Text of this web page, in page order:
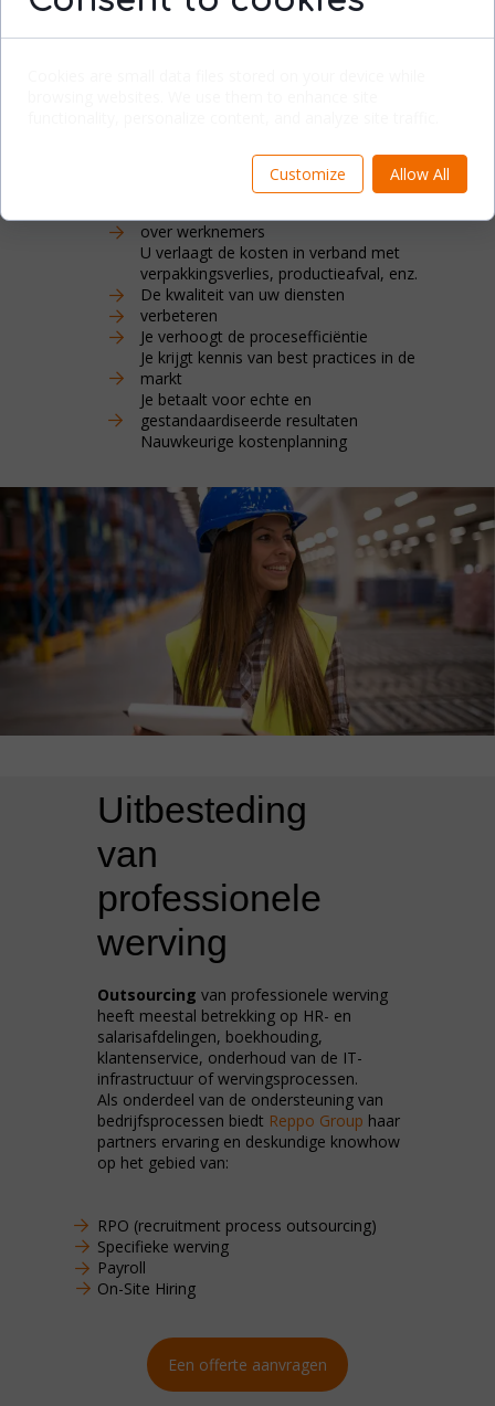
diensten uit te besteden:
over werknemers
U verlaagt de kosten in verband met
verpakkingsverlies, productieafval, enz.
De kwaliteit van uw diensten
verbeteren
Je verhoogt de procesefficiëntie
Je krijgt kennis van best practices in de
markt
Je betaalt voor echte en
gestandaardiseerde resultaten
Nauwkeurige kostenplanning
De uitbesteding van productie en logistiek die
Reppo Group aanbiedt, gaat niet alleen over
Een offerte aanvragen
Outsourcing van professionele werving
heeft meestal betrekking op HR- en
salarisafdelingen, boekhouding,
klantenservice, onderhoud van de IT-
infrastructuur of wervingsprocessen.
Als onderdeel van de ondersteuning van
bedrijfsprocessen biedt Reppo Group haar
partners ervaring en deskundige knowhow
op het gebied van:
RPO (recruitment process outsourcing)
Specifieke werving
Payroll
On-Site Hiring
Uitbesteding
van
professionele
werving
Customize Allow All